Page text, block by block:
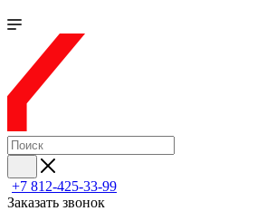
+7 812-425-33-99
Заказать звонок